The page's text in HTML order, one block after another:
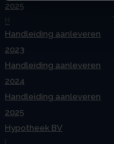
2025
H
Handleiding aanleveren
2023
Handleiding aanleveren
2024
Handleiding aanleveren
2025
Hypotheek BV